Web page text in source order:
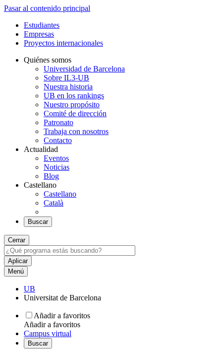
Pasar al contenido principal
Estudiantes
Empresas
Proyectos internacionales
Quiénes somos
Universidad de Barcelona
Sobre IL3-UB
Nuestra historia
UB en los rankings
Nuestro propósito
Comité de dirección
Patronato
Trabaja con nosotros
Contacto
Actualidad
Eventos
Noticias
Blog
Castellano
Castellano
Català
Buscar
Cerrar
Menú
UB
Universitat de Barcelona
Añadir a favoritos
Añadir a favoritos
Campus virtual
Buscar